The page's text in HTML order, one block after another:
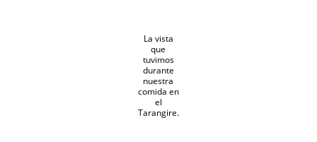
La vista
que
tuvimos
durante
nuestra
comida en
el
Tarangire.